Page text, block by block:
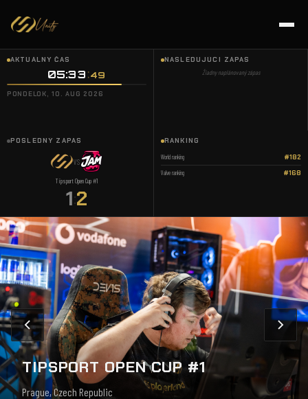
AKTUÁLNY ČAS
05:33 50
PONDELOK, 10. AUG 2026
NASLEDUJÚCI ZÁPAS
Žiadny naplánovaný zápas
POSLEDNÝ ZÁPAS
VS
Tipsport Open Cup #1
1:2
RANKING
World ranking #182
Valve ranking #168
TIPSPORT OPEN CUP #1
Prague, Czech Republic